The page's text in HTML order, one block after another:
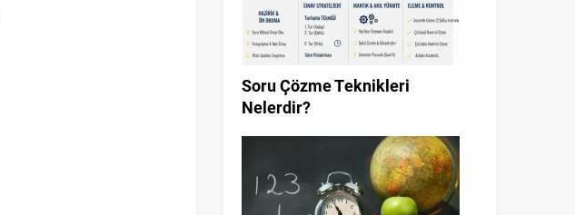
Soru Çözme Teknikleri
Nelerdir?